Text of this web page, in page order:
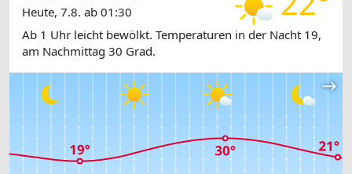
Heute, 7.8. ab 01:30
Ab 1 Uhr leicht bewölkt. Temperaturen in der Nacht 19,
am Nachmittag 30 Grad.